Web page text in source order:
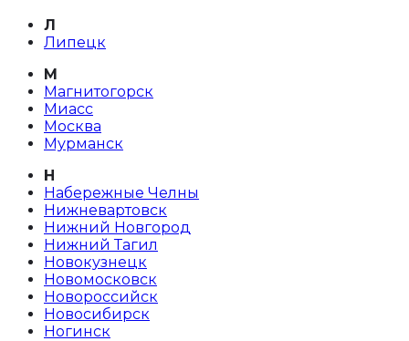
Л
Липецк
М
Магнитогорск
Миасс
Москва
Мурманск
Н
Набережные Челны
Нижневартовск
Нижний Новгород
Нижний Тагил
Новокузнецк
Новомосковск
Новороссийск
Новосибирск
Ногинск